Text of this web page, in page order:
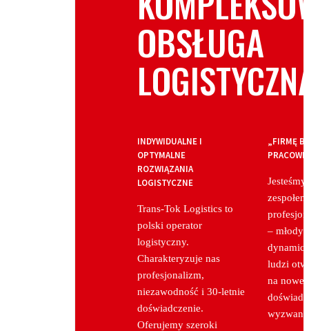
OBSŁUGA
INDYWIDUALNE I
OPTYMALNE
ROZWIĄZANIA
LOGISTYCZNE
Trans-Tok Logistics to
polski operator
logistyczny.
Charakteryzuje nas
profesjonalizm,
niezawodność i 30-letnie
doświadczenie.
Oferujemy szeroki
„FIRMĘ
Jesteśmy
zespołem
–
ludzi
na nowe